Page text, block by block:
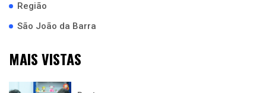
Região
São João da Barra
MAIS VISTAS